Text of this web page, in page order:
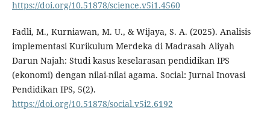
https://doi.org/10.51878/science.v5i1.4560
Fadli, M., Kurniawan, M. U., & Wijaya, S. A. (2025). Analisis
implementasi Kurikulum Merdeka di Madrasah Aliyah
Darun Najah: Studi kasus keselarasan pendidikan IPS
(ekonomi) dengan nilai-nilai agama. Social: Jurnal Inovasi
Pendidikan IPS, 5(2).
https://doi.org/10.51878/social.v5i2.6192